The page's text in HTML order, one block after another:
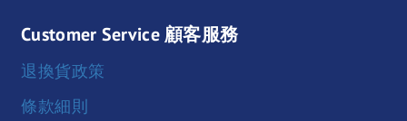
Customer Service 顧客服務
退換貨政策
條款細則